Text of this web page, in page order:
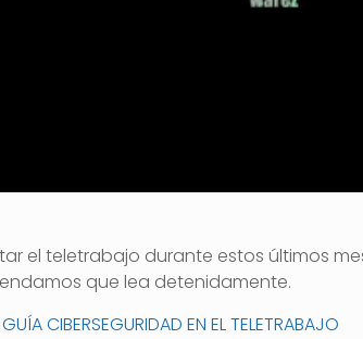
teletrabajo durante estos últimos
que lea detenidamente.
CIBERSEGURIDAD EN EL TELETRABAJO